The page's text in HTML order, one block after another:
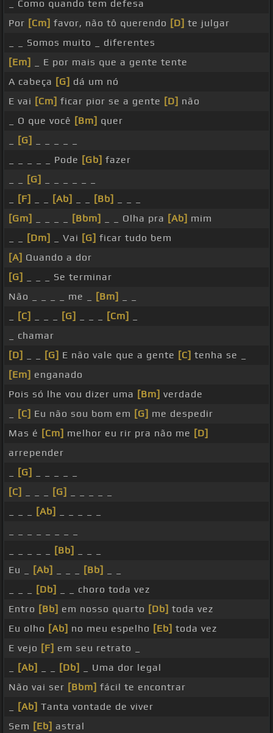
_ Como quando tem defesa
Por [Cm] favor, não tô querendo [D] te julgar
_ _ Somos muito _ diferentes
[Em]
_ E por mais que a gente tente
A cabeça [G] dá um nó
E vai [Cm] ficar pior se a gente [D] não
_ O que você [Bm] quer
[G]
_ _ _ _ _ Pode [Gb] fazer
[G]
[F] [Ab] [Bb]
[Gm]
[Bbm] _ _ Olha pra [Ab] mim
[Dm] _ Vai [G] ficar tudo bem
[A] Quando a dor
[G]
_ _ _ Se terminar
Não _ _ _ _ me _
[Bm]
[C] [G] [Cm]
_ chamar
[D]
[G] E não vale que a gente [C] tenha se _
[Em] enganado
Pois só lhe vou dizer uma [Bm] verdade
[C] Eu não sou bom em [G] me despedir
Mas é [Cm] melhor eu rir pra não me [D]
arrepender
[G]
[C]
[G]
[Ab]
[Bb]
Eu _
[Ab] [Bb]
[Db]
_ _ choro toda vez
Entro [Bb] em nosso quarto [Db] toda vez
Eu olho [Ab] no meu espelho [Eb] toda vez
E vejo [F] em seu retrato _
[Ab] [Db]
_ Uma dor legal
Não vai ser [Bbm] fácil te encontrar
[Ab] Tanta vontade de viver
Sem [Eb] astral